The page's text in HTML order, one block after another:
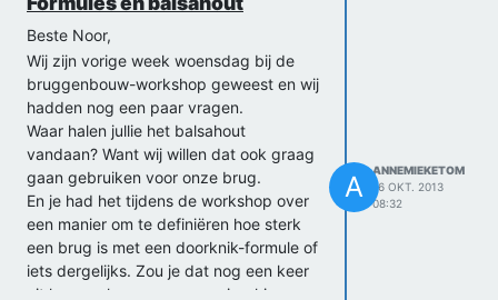
Annemieke en Tom
Beste Noor,
Wij zijn vorige week woensdag bij de
bruggenbouw-workshop geweest en wij
hadden nog een paar vragen.
Waar halen jullie het balsahout
vandaan? Want wij willen dat ook graag
gaan gebruiken voor onze brug.
En je had het tijdens de workshop over
een manier om te definiëren hoe sterk
een brug is met een doorknik-formule of
iets dergelijks. Zou je dat nog een keer
uit kunnen leggen en ons misschien
A
ANNEMIEKETOM
16 OKT. 2013
08:32